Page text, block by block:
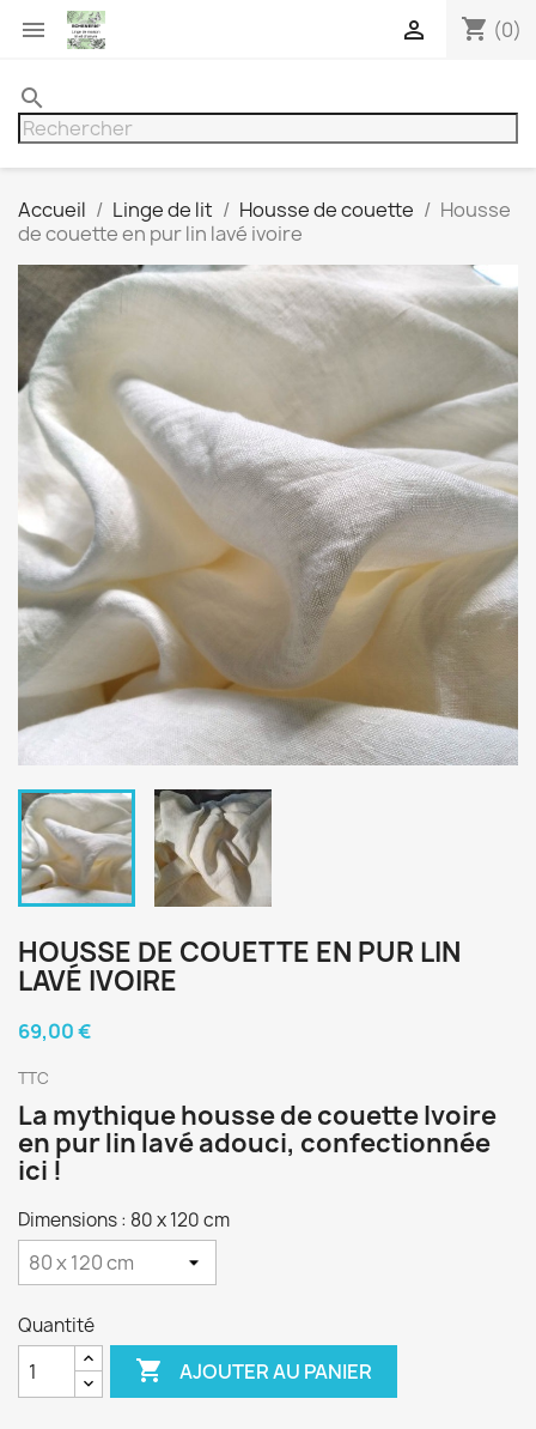
 shopping_cart (0)

search
Accueil Linge de lit Housse de couette
Housse
de couette en pur lin lavé ivoire
HOUSSE DE COUETTE EN PUR LIN
LAVÉ IVOIRE
69,00 €
TTC
La mythique housse de couette Ivoire
en pur lin lavé adouci, confectionnée
ici !
Dimensions : 80 x 120 cm
Quantité
 AJOUTER AU PANIER